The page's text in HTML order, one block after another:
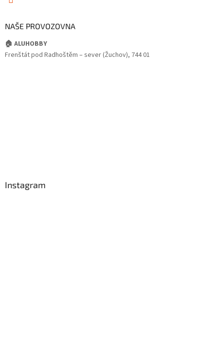
NAŠE PROVOZOVNA
🏠 ALUHOBBY
Frenštát pod Radhoštěm – sever (Žuchov), 744 01
Instagram